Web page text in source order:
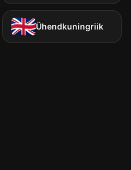
Ühendkuningriik